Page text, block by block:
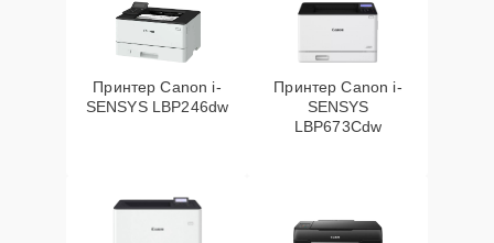
Принтер Canon i-
SENSYS LBP246dw
Принтер Canon i-
SENSYS
LBP673Cdw